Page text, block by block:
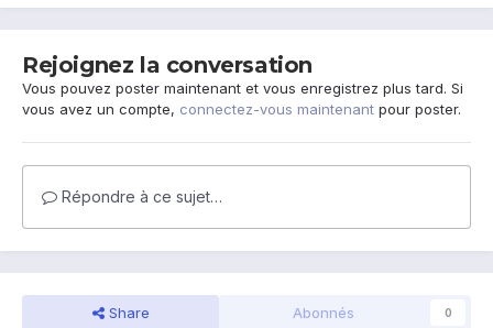
Rejoignez la conversation
Vous pouvez poster maintenant et vous enregistrez plus tard. Si
vous avez un compte, connectez-vous maintenant pour poster.
Répondre à ce sujet…
Share Abonnés 0